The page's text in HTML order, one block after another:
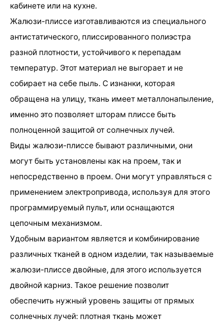
кабинете или на кухне.
Жалюзи-плиссе изготавливаются из специального
антистатического, плиссированного полиэстра
разной плотности, устойчивого к перепадам
температур. Этот материал не выгорает и не
собирает на себе пыль. С изнанки, которая
обращена на улицу, ткань имеет металлонапыление,
именно это позволяет шторам плиссе быть
полноценной защитой от солнечных лучей.
Виды жалюзи-плиссе бывают различными, они
могут быть установлены как на проем, так и
непосредственно в проем. Они могут управляться с
применением электропривода, используя для этого
программируемый пульт, или оснащаются
цепочным механизмом.
Удобным вариантом является и комбинирование
различных тканей в одном изделии, так называемые
жалюзи-плиссе двойные, для этого используется
двойной карниз. Такое решение позволит
обеспечить нужный уровень защиты от прямых
солнечных лучей: плотная ткань может